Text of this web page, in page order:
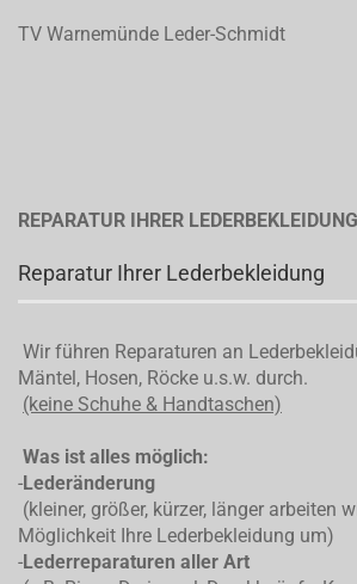
TV Warnemünde Leder-Schmidt
REPARATUR IHRER LEDERBEKLEIDUNG
Reparatur Ihrer Lederbekleidung
Wir führen Reparaturen an
Mäntel, Hosen, Röcke u.s.w. durch.
(keine Schuhe & Handtaschen)
Was ist alles möglich:
-Lederänderung
(kleiner, größer, kürzer, länger arbeiten
Möglichkeit Ihre Lederbekleidung um)
-Lederreparaturen aller Art